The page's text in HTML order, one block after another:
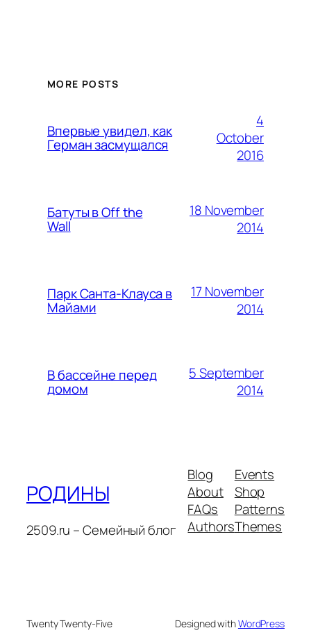
MORE POSTS
Впервые увидел, как
Герман засмущался
4
October
2016
Батуты в Off the
Wall
18 November
2014
Парк Санта-Клауса в
Майами
17 November
2014
В бассейне перед
домом
5 September
2014
РОДИНЫ
2509.ru – Семейный блог
Blog
About
FAQs
Authors
Events
Shop
Patterns
Themes
Twenty Twenty-Five Designed withWordPress